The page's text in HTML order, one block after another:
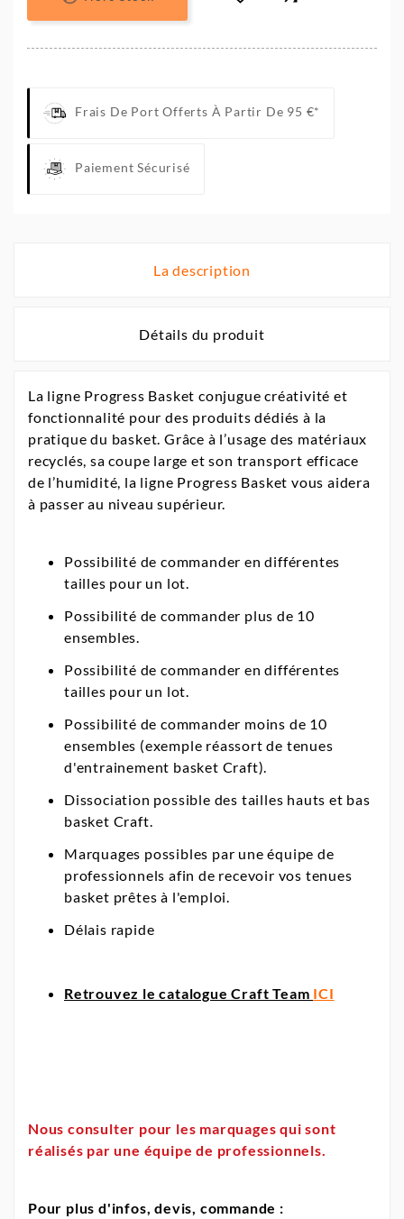
Frais De Port Offerts À Partir De 95 €*
Paiement Sécurisé
La description
Détails du produit
La ligne Progress Basket conjugue créativité et
fonctionnalité pour des produits dédiés à la
pratique du basket. Grâce à l’usage des matériaux
recyclés, sa coupe large et son transport efficace
de l’humidité, la ligne Progress Basket vous aidera
à passer au niveau supérieur.
Possibilité de commander en différentes
tailles pour un lot.
Possibilité de commander plus de 10
ensembles.
Possibilité de commander en différentes
tailles pour un lot.
Possibilité de commander moins de 10
ensembles (exemple réassort de tenues
d'entrainement basket Craft).
Dissociation possible des tailles hauts et bas
basket Craft.
Marquages possibles par une équipe de
professionnels afin de recevoir vos tenues
basket prêtes à l'emploi.
Délais rapide
Retrouvez le catalogue Craft Team ICI
Nous consulter pour les marquages qui sont
réalisés par une équipe de professionnels.
Pour plus d'infos, devis, commande :